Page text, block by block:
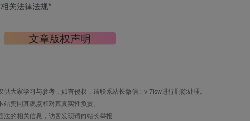
关法律法规*
文章版权声明
大家学习与参考，如有侵权，请联系站长微信：v-7lsw进行删除处理。
赞同其观点和对其真实性负责。
的相关信息，访客发现请向站长举报